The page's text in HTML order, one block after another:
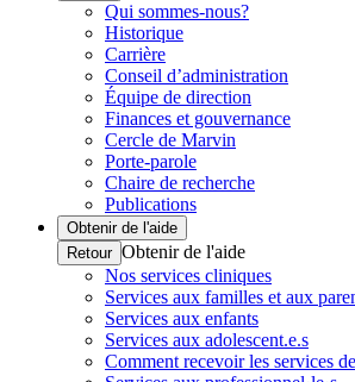
Qui sommes-nous?
Historique
Carrière
Conseil d’administration
Équipe de direction
Finances et gouvernance
Cercle de Marvin
Porte-parole
Chaire de recherche
Publications
Obtenir de l'aide
Retour Obtenir de l'aide
Nos services cliniques
Services aux familles et aux
Services aux enfants
Services aux adolescent.e.s
Comment recevoir les services